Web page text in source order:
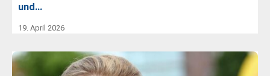
und…
19. April 2026